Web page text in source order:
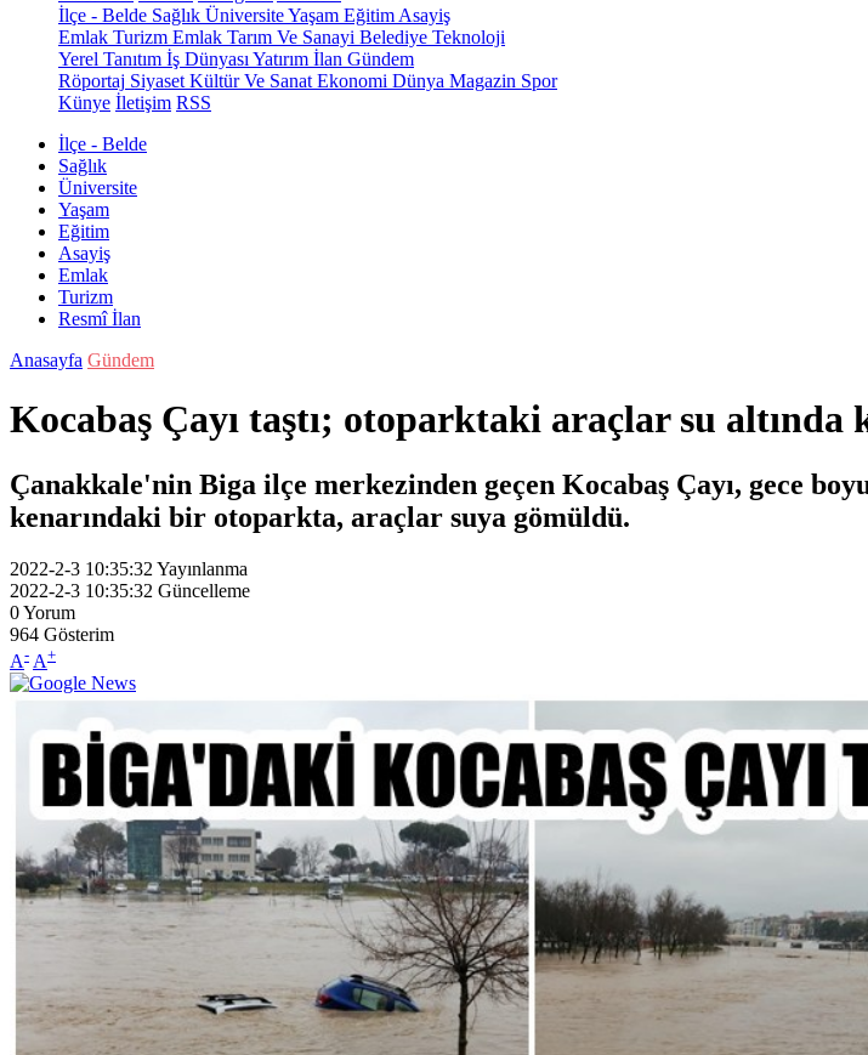
İlçe - Belde Sağlık ÜniversiteYaşam Eğitim Asayiş
Emlak Turizm Emlak Tarım Ve Sanayi Belediye Teknoloji
Yerel Tanıtım İş Dünyası Yatırım İlan Gündem
Röportaj Siyaset Kültür Ve Sanat Ekonomi Dünya Magazin Spor
Künye İletişim RSS
İlçe - Belde
Sağlık
Üniversite
Yaşam
Eğitim
Asayiş
Emlak
Turizm
Resmî İlan
Anasayfa Gündem
Kocabaş Çayı taştı; otoparktaki araçlar su altında
Çanakkale'nin Biga ilçe merkezinden geçen Kocabaş Çayı, gece
kenarındaki bir otoparkta, araçlar suya gömüldü.
2022-2-3 10:35:32 Yayınlanma
2022-2-3 10:35:32 Güncelleme
0Yorum
964 Gösterim
A- A+